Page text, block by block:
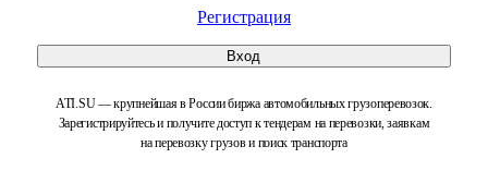
Регистрация
Вход
ATI.SU — крупнейшая в России биржа автомобильных грузоперевозок.
Зарегистрируйтесь и получите доступ к тендерам на перевозки, заявкам
на перевозку грузов и поиск транспорта